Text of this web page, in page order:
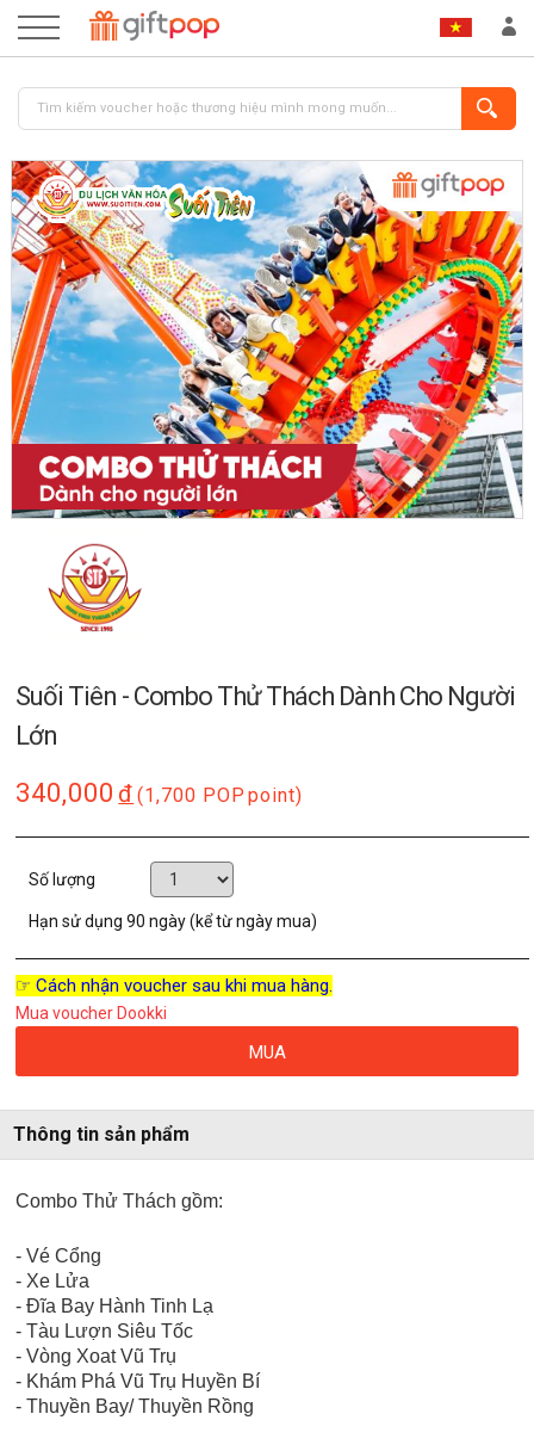
ĐĂNG NHẬP ĐĂNG KÝ
Suối Tiên - Combo Thử Thách Dành Cho Người
Lớn
340,000 đ (1,700 POP point)
Số lượng
Hạn sử dụng90 ngày (kể từ ngày mua)
☞ Cách nhận voucher sau khi mua hàng.
Mua voucher Dookki
MUA
Thông tin sản phẩm
Combo Thử Thách gồm:
- Vé Cổng
- Xe Lửa
- Đĩa Bay Hành Tinh Lạ
- Tàu Lượn Siêu Tốc
- Vòng Xoat Vũ Trụ
- Khám Phá Vũ Trụ Huyền Bí
- Thuyền Bay/ Thuyền Rồng